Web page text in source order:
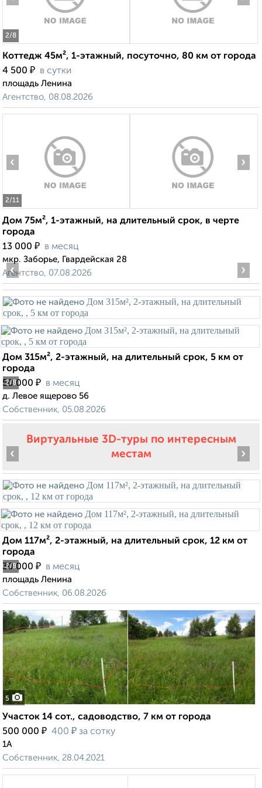
2/8
Коттедж 45м², 1-этажный, посуточно, 80 км от города
4 500 ₽ в сутки
площадь Ленина
Агентство, 08.08.2026
2/11
‹ ›
Дом 75м², 1-этажный, на длительный срок, в черте
города
13 000 ₽ в месяц
мкр. Заборье, Гвардейская 28
Агентство, 07.08.2026
2/8
‹ ›
Дом 315м², 2-этажный, на длительный срок, 5 км от
города
50 000 ₽ в месяц
д. Левое ящерово 56
Собственник, 05.08.2026
Виртуальные 3D-туры по интересным
местам
2/8
‹ ›
Дом 117м², 2-этажный, на длительный срок, 12 км от
города
30 000 ₽ в месяц
площадь Ленина
Собственник, 06.08.2026
5
Участок 14 сот., садоводство, 7 км от города
500 000 ₽ 400 ₽ за сотку
1А
Собственник, 28.04.2021